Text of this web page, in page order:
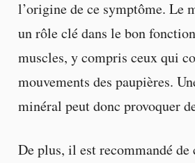
l’origine de ce symptôme. Le
un rôle clé dans le bon
muscles, y compris ceux qui
mouvements des paupières.
minéral peut donc provoquer
De plus, il est recommandé de